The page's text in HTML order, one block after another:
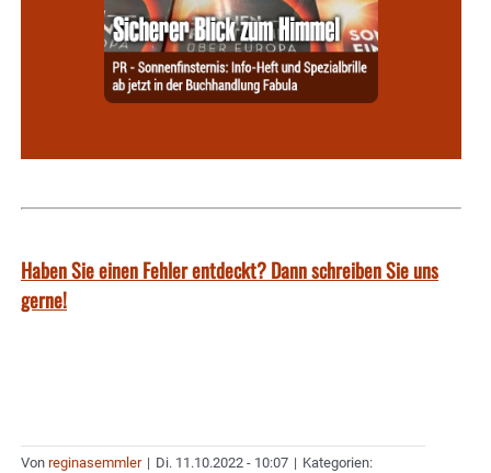
Haben Sie einen Fehler entdeckt? Dann schreiben Sie uns
gerne!
Von reginasemmler | Di. 11.10.2022 - 10:07 | Kategorien: